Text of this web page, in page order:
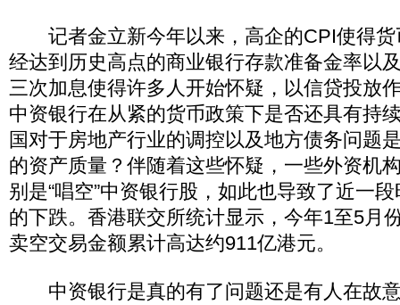
记者金立新今年以来，高企的CPI使得货
经达到历史高点的商业银行存款准备金率以
三次加息使得许多人开始怀疑，以信贷投放
中资银行在从紧的货币政策下是否还具有持
国对于房地产行业的调控以及地方债务问题
的资产质量？伴随着这些怀疑，一些外资机
别是“唱空”中资银行股，如此也导致了近一
的下跌。香港联交所统计显示，今年1至5月
卖空交易金额累计高达约911亿港元。
中资银行是真的有了问题还是有人在故意